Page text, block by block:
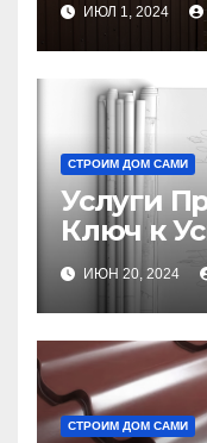
ИЮЛ 1, 2024
СТРОИМ ДОМ САМИ
Услуги
Ключ к
ИЮН 20, 2024
СТРОИМ ДОМ САМИ